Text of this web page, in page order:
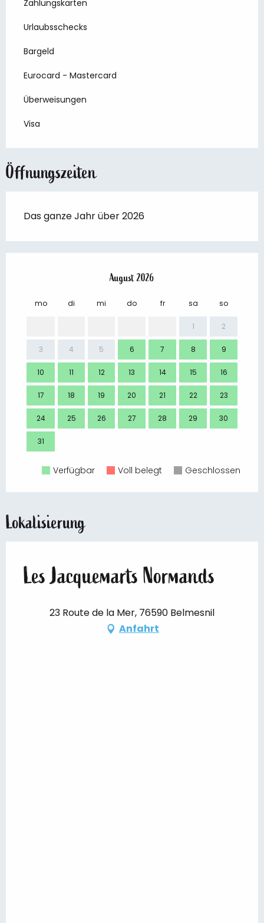
Zahlungskarten
Urlaubsschecks
Bargeld
Eurocard - Mastercard
Überweisungen
Visa
Öffnungszeiten
Das ganze Jahr über 2026
August 2026
mo di mi do fr sa so
1 2
3 4 5 6 7 8 9
10 11 12 13 14 15 16
17 18 19 20 21 22 23
24 25 26 27 28 29 30
31
Verfügbar Voll belegt Geschlossen
Lokalisierung
Les Jacquemarts Normands
23 Route de la Mer, 76590 Belmesnil
Anfahrt